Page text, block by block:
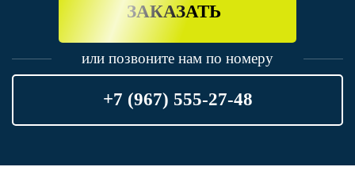
ЗАКАЗАТЬ
или позвоните нам по номеру
+7 (967) 555-27-48